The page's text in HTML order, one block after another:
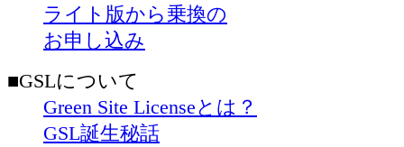
ライト版から乗換の
お申し込み
■GSLについて
Green Site Licenseとは？
GSL誕生秘話